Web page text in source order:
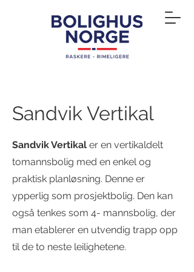
Sandvik Vertikal
Sandvik Vertikal er en vertikaldelt
tomannsbolig med en enkel og
praktisk planløsning. Denne er
ypperlig som prosjektbolig. Den kan
også tenkes som 4- mannsbolig, der
man etablerer en utvendig trapp opp
til de to neste leilighetene.